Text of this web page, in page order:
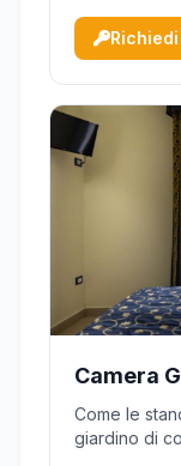
divano letto
telefono, TV
Camera
Come le
giardino di